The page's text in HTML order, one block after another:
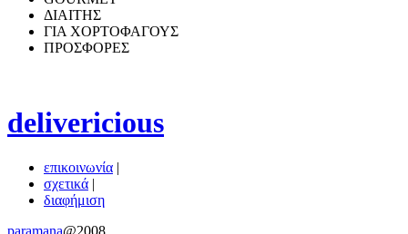
ΔΙΑΙΤΗΣ
ΓΙΑ ΧΟΡΤΟΦΑΓΟΥΣ
ΠΡΟΣΦΟΡΕΣ
delivericious
επικοινωνία |
σχετικά |
διαφήμιση
paramana@2008